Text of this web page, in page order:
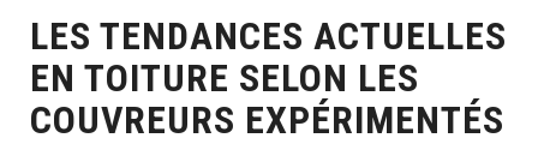
LES TENDANCES ACTUELLES
EN TOITURE SELON LES
COUVREURS EXPÉRIMENTÉS